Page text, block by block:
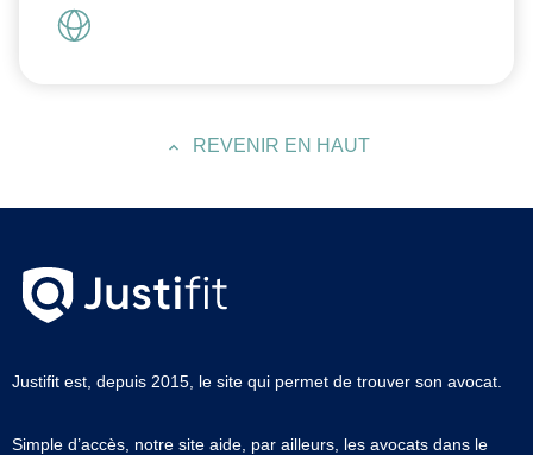
REVENIR EN HAUT
Justifit est, depuis 2015, le site qui permet de trouver son avocat.
Simple d’accès, notre site aide, par ailleurs, les avocats dans le